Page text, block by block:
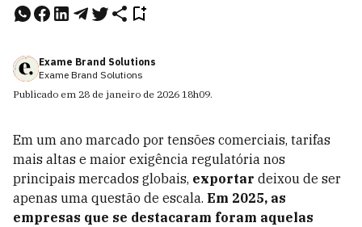
Exame Brand Solutions
Exame Brand Solutions
Publicado em 28 de janeiro de 2026 18h09.
Em um ano marcado por tensões comerciais, tarifas
mais altas e maior exigência regulatória nos
principais mercados globais, exportar deixou de ser
apenas uma questão de escala. Em 2025, as
empresas que se destacaram foram aquelas